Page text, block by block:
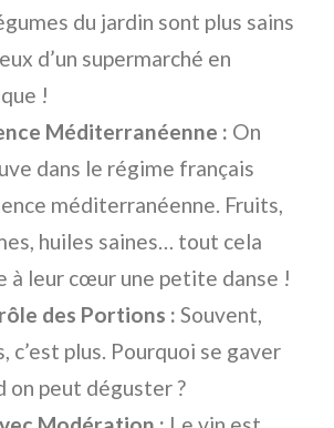
du jardin sont plus sains
d’un supermarché en
!
Méditerranéenne : On
dans le régime français
méditerranéenne. Fruits,
huiles saines… tout cela
à leur cœur une petite danse !
des Portions : Souvent,
c’est plus. Pourquoi se gaver
on peut déguster ?